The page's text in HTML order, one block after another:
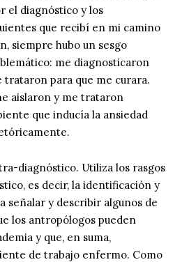
el diagnóstico y los
que recibí en mi camino
siempre hubo un sesgo
me diagnosticaron
trataron para que me curara.
aislaron y me trataron
que inducía la ansiedad
diagnóstico. Utiliza los rasgos
es decir, la identificación y
señalar y describir algunos de
los antropólogos pueden
y que, en suma,
de trabajo enfermo. Como